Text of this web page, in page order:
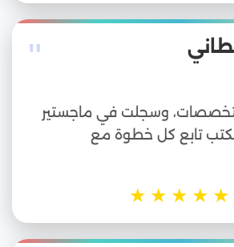
"
وسجلت في ماجستير
تابع كل خطوة مع
★
★
★
★
★